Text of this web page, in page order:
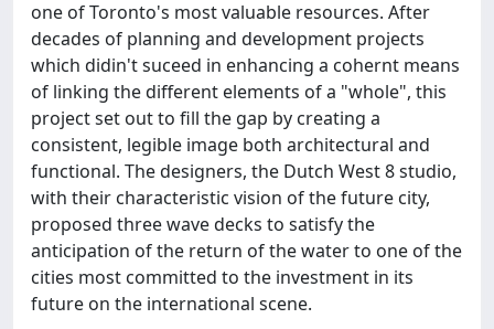
one of Toronto's most valuable resources. After
decades of planning and development projects
which didin't suceed in enhancing a cohernt means
of linking the different elements of a "whole", this
project set out to fill the gap by creating a
consistent, legible image both architectural and
functional. The designers, the Dutch West 8 studio,
with their characteristic vision of the future city,
proposed three wave decks to satisfy the
anticipation of the return of the water to one of the
cities most committed to the investment in its
future on the international scene.